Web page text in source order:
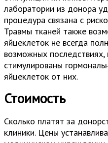
лаборатории из донора
процедура связана с
Травмы тканей также
яйцеклеток не всегда
возможных последствиях,
стимулированы
яйцеклеток от них.
Стоимость
Сколько платят за
клиники. Цены